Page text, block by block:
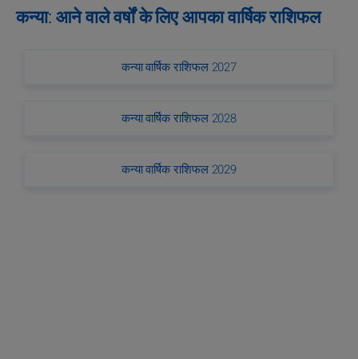
कन्या: आने वाले वर्षों के लिए आपका वार्षिक राशिफल
कन्या वार्षिक राशिफल 2027
कन्या वार्षिक राशिफल 2028
कन्या वार्षिक राशिफल 2029